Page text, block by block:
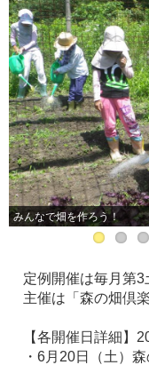
みんなで畑を作ろう！
定例開催は毎月第
主催は「森の畑倶
【各開催日詳細】
・6月20日（土）